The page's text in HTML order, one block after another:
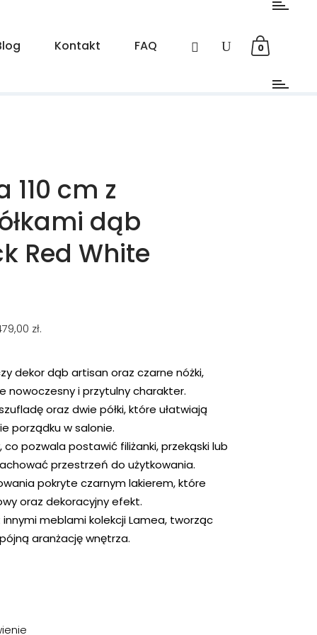
Kontakt FAQ 0
110 cm z
dąb
Red White
zł.
dekor dąb artisan oraz czarne nóżki,
nowoczesny i przytulny charakter.
oraz dwie półki, które ułatwiają
porządku w salonie.
pozwala postawić filiżanki, przekąski lub
przestrzeń do użytkowania.
pokryte czarnym lakierem, które
oraz dekoracyjny efekt.
innymi meblami kolekcji Lamea, tworząc
aranżację wnętrza.